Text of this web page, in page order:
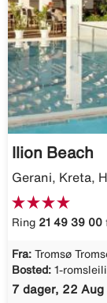
Ilion Beach
Gerani, Kreta,
Ring 21 49 39 00
Fra: Tromsø
Bosted: 1-
7 dager, 22